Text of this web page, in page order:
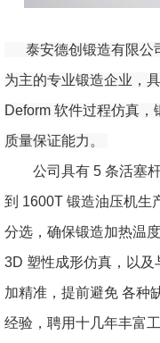
泰安德创锻造有限公
为主的专业锻造企业，
Deform 软件过程仿真，
质量保证能力。
公司具有 5 条活塞
到 1600T 锻造油压机生
分选，确保锻造加热温
3D 塑性成形仿真，以
加精准，提前避免 各种
经验，聘用十几年丰富